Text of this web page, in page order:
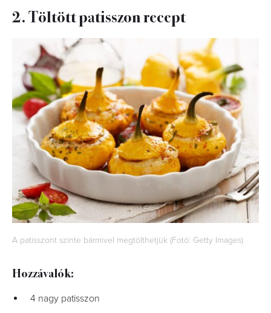
2. Töltött patisszon recept
A patisszont szinte bármivel megtölthetjük (Fotó: Getty Images)
Hozzávalók:
4 nagy patisszon